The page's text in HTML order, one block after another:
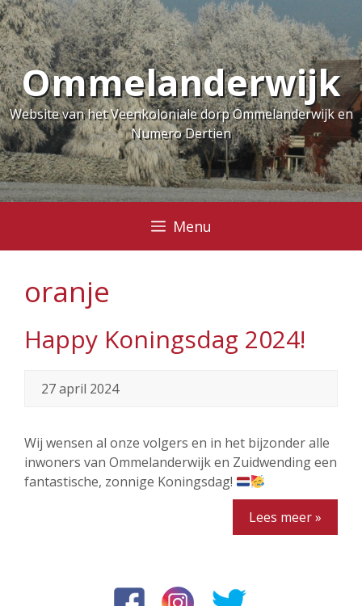
Ga
naar
de
inhoudOmmelanderwijk
Website van het Veenkoloniale dorp Ommelanderwijk en
Numero Dertien
Menu
oranje
Happy Koningsdag 2024!
27 april 2024
Wij wensen al onze volgers en in het bijzonder alle
inwoners van Ommelanderwijk en Zuidwending een
fantastische, zonnige Koningsdag!
Lees meer »